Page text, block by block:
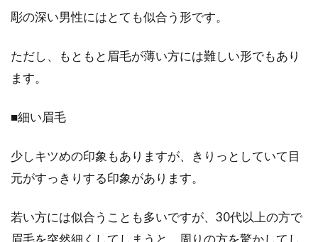
美肌を目指す！ボディスクラブで人
眉毛のお悩み解決！男性の濃い眉毛
をスッキリ整えよう！
彫の深い男性にはとても似合う形です。
ただし、もともと眉毛が薄い方には難しい形でもあり
ます。
■細い眉毛
少しキツめの印象もありますが、きりっとしていて目
元がすっきりする印象があります。
若い方には似合うことも多いですが、30代以上の方で
眉毛を突然細くしてしまうと、周りの方を驚かしてし